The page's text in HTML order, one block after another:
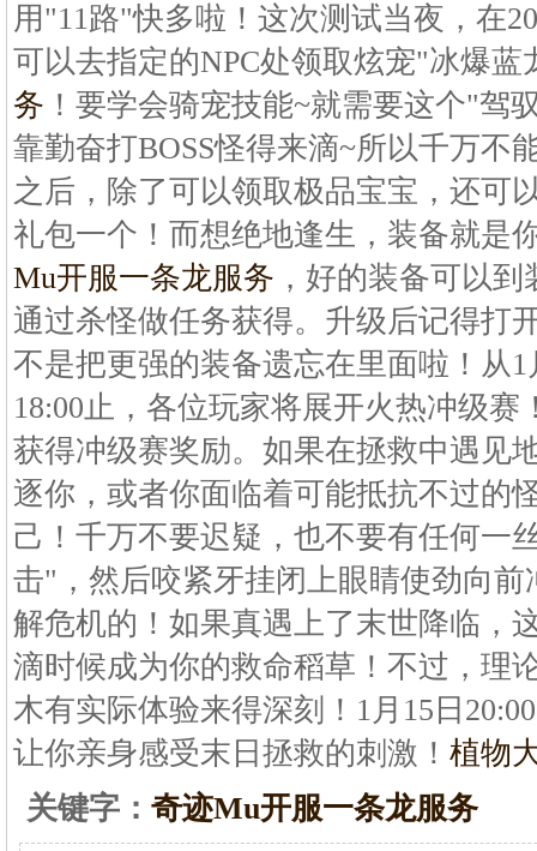
用"11路"快多啦！这次测试当夜，在
可以去指定的NPC处领取炫宠"冰爆蓝
务 ！要学会骑宠技能~就需要这个"驾
靠勤奋打BOSS怪得来滴~所以千万不
之后，除了可以领取极品宝宝，还可
礼包一个！而想绝地逢生，装备就是
Mu开服一条龙服务 ，好的装备可以
通过杀怪做任务获得。升级后记得打
不是把更强的装备遗忘在里面啦！从1
18:00止，各位玩家将展开火热冲级赛
获得冲级赛奖励。如果在拯救中遇见
逐你，或者你面临着可能抵抗不过的
己！千万不要迟疑，也不要有任何一
击"，然后咬紧牙挂闭上眼睛使劲向
解危机的！如果真遇上了末世降临，
滴时候成为你的救命稻草！不过，理
木有实际体验来得深刻！1月15日
让你亲身感受末日拯救的刺激！ 植物
关键字： 奇迹Mu开服一条龙服务